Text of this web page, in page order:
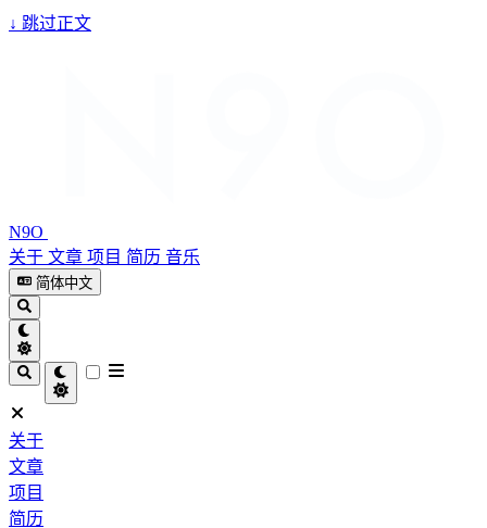
↓ 跳过正文
N9O
关于 文章 项目 简历 音乐
简体中文
关于
文章
项目
简历